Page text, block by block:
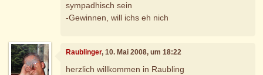
sympadhisch sein
-Gewinnen, will ichs eh nich
Raublinger, 10. Mai 2008, um 18:22
herzlich willkommen in Raubling